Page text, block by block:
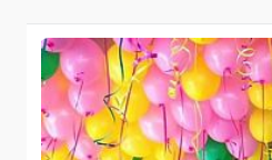
В избранное
В наличии